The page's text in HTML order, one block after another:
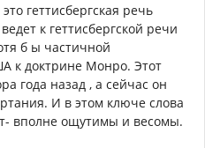
геттисбергская речь
к геттисбергской речи
б ы частичной
к доктрине Монро. Этот
года назад , а сейчас он
И в этом ключе слова
вполне ощутимы и весомы.